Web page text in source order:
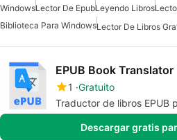
WindowsLector De EpubLeyendo Libros
Biblioteca Para Windows
EPUB Book Translator
1 Gratuito
Traductor de libros EPUB
Descargar gratis